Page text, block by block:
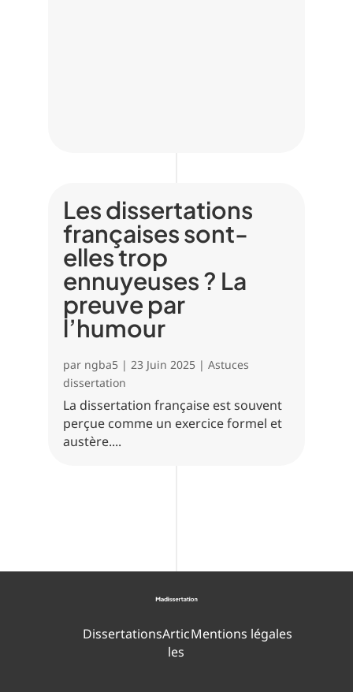
Les dissertations
françaises sont-
elles trop
ennuyeuses ? La
preuve par
l’humour
par ngba5| 23 Juin 2025| Astuces
dissertation
La dissertation française est souvent
perçue comme un exercice formel et
austère....
DissertationsArtic
les
Mentions légales